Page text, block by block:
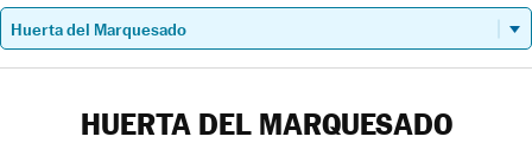
HUERTA DEL MARQUESADO